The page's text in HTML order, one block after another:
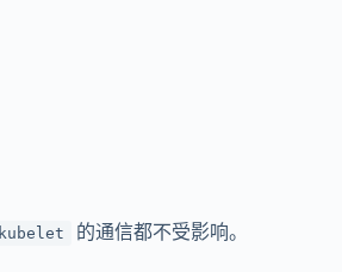
kubelet
的通信都不受影响。